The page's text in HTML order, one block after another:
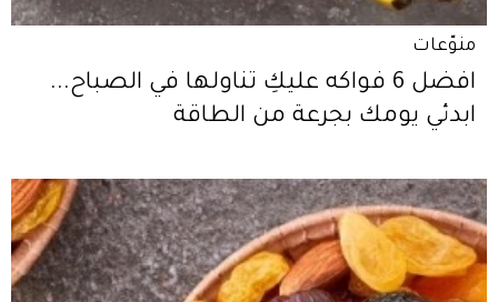
منوّعات
افضل 6 فواكه عليكِ تناولها في الصباح...
ابدئي يومك بجرعة من الطاقة